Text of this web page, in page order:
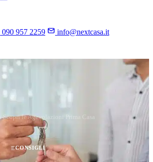
090 957 2259 info@nextcasa.it
»Scopri le Agevolazioni Prima Casa
CONSIGLI